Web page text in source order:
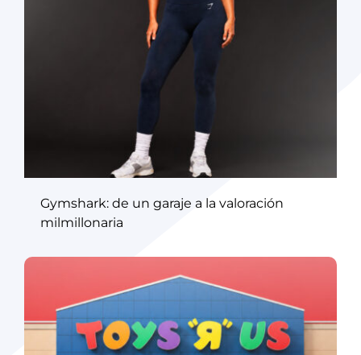
Gymshark: de un garaje a la valoración
milmillonaria